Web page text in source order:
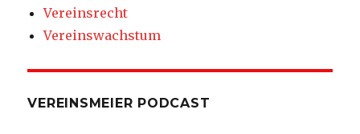
Vereinsrecht
Vereinswachstum
VEREINSMEIER PODCAST